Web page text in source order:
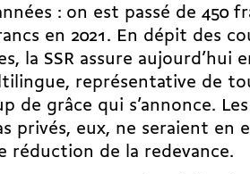
: on est passé de 450
en 2021. En dépit des
la SSR assure aujourd’hui
représentative de
de grâce qui s’annonce.
privés, eux, ne seraient en
réduction de la redevance.